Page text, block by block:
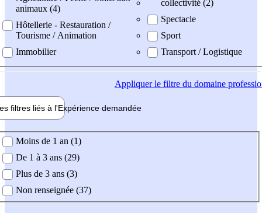
animaux (4)
Hôtellerie - Restauration /
Tourisme / Animation
Immobilier
collectivité (2)
Spectacle
Sport
Transport / Logistique
Appliquerle filtre du domaine
filtres liés à l'Expérience demandée
demandée
Moins de 1 an (1)
De 1 à 3 ans (29)
Plus de 3 ans (3)
Non renseignée (37)